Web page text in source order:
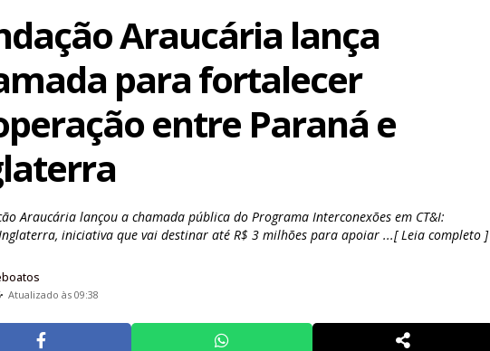
Araucária lança
para fortalecer
entre Paraná e
Araucária lançou a chamada pública do Programa Interconexões em CT&I:
iniciativa que vai destinar até R$ 3 milhões para apoiar ...[ Leia completo ]
Atualizado às 09:38